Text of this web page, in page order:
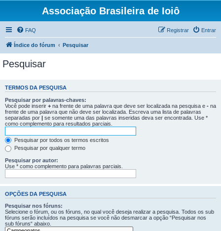
Associação Brasileira de Ioiô
FAQ Entrar
Registrar
Índice do fórum Pesquisar
Pesquisar
TERMOS DA PESQUISA
Pesquisar por palavras-chaves:
Você pode inserir + na frente de uma palavra que deve ser localizada na pesquisa e - na
frente de uma palavra que não deve ser localizada. Escreva uma lista de palavras
separadas por | se somente uma das palavras inseridas deva ser encontrada. Use *
como complemento para resultados parciais.
Pesquisar por todos os termos escritos
Pesquisar por qualquer termo
Pesquisar por autor:
Use * como complemento para palavras parciais.
OPÇÕES DA PESQUISA
Pesquisar nos fóruns:
Selecione o fórum, ou os fóruns, no qual você deseja realizar a pesquisa. Todos os sub
fóruns serão incluídos na pesquisa se você não desmarcar a opção “Pesquisar nos
sub fóruns“ abaixo.